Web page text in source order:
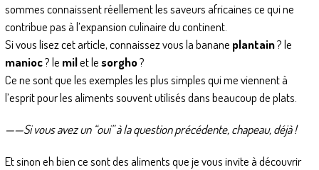
sommes connaissent réellement les saveurs africaines ce qui ne
contribue pas à l’expansion culinaire du continent.
Si vous lisez cet article, connaissez vous la banane plantain? le
manioc? le milet lesorgho?
Ce ne sont que les exemples les plus simples qui me viennent à
l’esprit pour les aliments souvent utilisés dans beaucoup de plats.
——Si vous avez un “oui” à la question précédente, chapeau, déjà !
Et sinon eh bien ce sont des aliments que je vous invite à découvrir